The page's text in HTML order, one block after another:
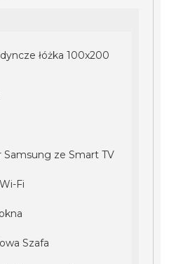
łóżka 100x200
Samsung ze Smart TV
Fi
Szafa